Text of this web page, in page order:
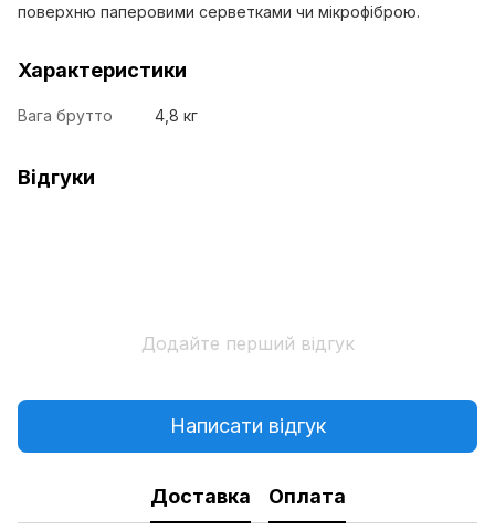
поверхню паперовими серветками чи мікрофіброю.
Характеристики
Вага брутто 4,8 кг
Відгуки
Додайте перший відгук
Написати відгук
Доставка Оплата